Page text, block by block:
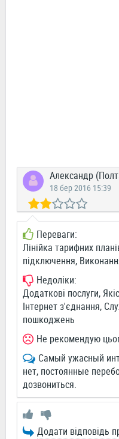
Александр
18 бер 2016 15:39
Переваги:
Лінійка тарифних
підключення,
Недоліки:
Додаткові послуги,
Інтернет з'єднання,
пошкоджень
Не рекомендую
Самый ужасный
нет, постоянные
дозвониться.
Додати відповідь